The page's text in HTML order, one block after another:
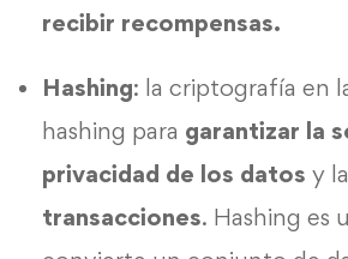
recibir recompensas.
Hashing: la criptografía en
hashing para garantizar la
privacidad de los datos y
transacciones. Hashing es